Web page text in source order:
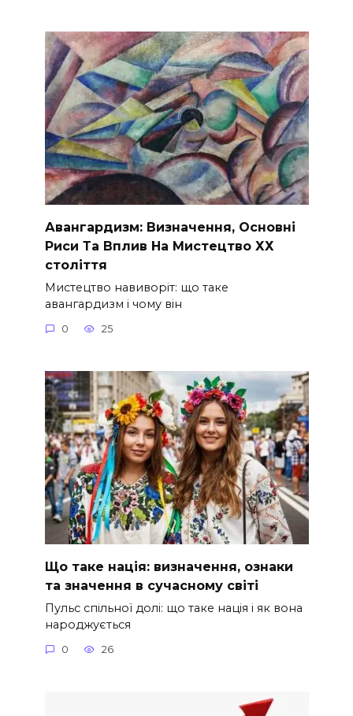
Авангардизм: Визначення, Основні
Риси Та Вплив На Мистецтво ХХ
століття
Мистецтво навиворіт: що таке
авангардизм і чому він
0 25
Що таке нація: визначення, ознаки
та значення в сучасному світі
Пульс спільної долі: що таке нація і як вона
народжується
0 26